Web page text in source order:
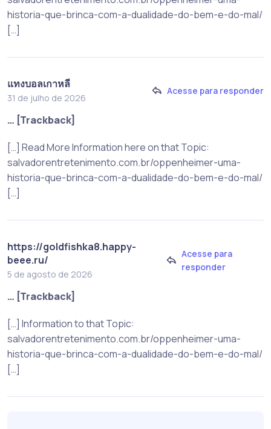
historia-que-brinca-com-a-dualidade-do-bem-e-do-mal/
[…]
แทงบอลเกาหลี
31 de julho de 2026
Acesse para responder
… [Trackback]
[…] Read More Information here on that Topic:
salvadorentretenimento.com.br/oppenheimer-uma-
historia-que-brinca-com-a-dualidade-do-bem-e-do-mal/
[…]
https://goldfishka8.happy-
beee.ru/
5 de agosto de 2026
Acesse para
responder
… [Trackback]
[…] Information to that Topic:
salvadorentretenimento.com.br/oppenheimer-uma-
historia-que-brinca-com-a-dualidade-do-bem-e-do-mal/
[…]